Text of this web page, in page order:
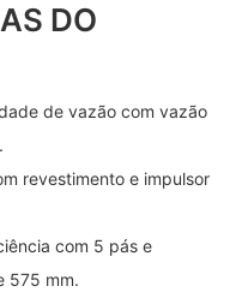
DO
de vazão com vazão
revestimento e impulsor
com 5 pás e
575 mm.